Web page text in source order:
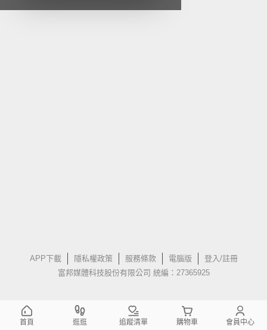
APP下載 隱私權政策 服務條款 電腦版
登入/註冊
富邦媒體科技股份有限公司 統編：27365925
首頁 逛逛 追蹤清單 購物車 會員中心